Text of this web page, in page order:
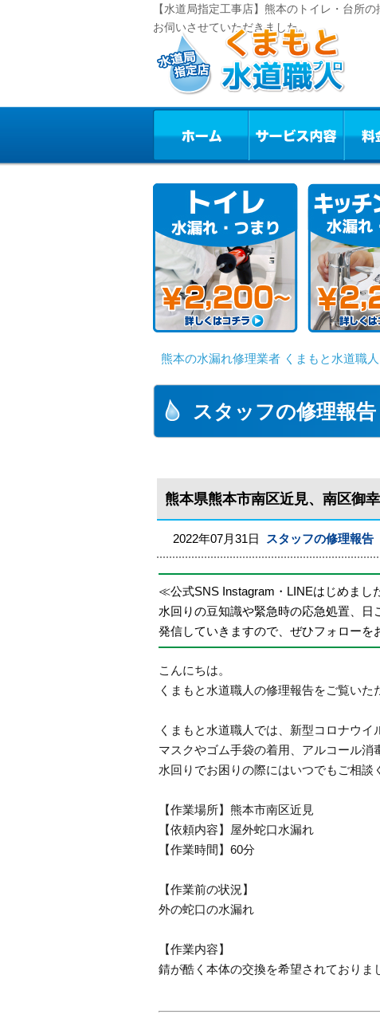
【水道局指定工事店】熊本のトイレ・台所
お伺いさせていただきました。
熊本の水漏れ修理業者 くまもと水道職人
スタッフの修理報告
熊本県熊本市南区近見、南区御
2022年07月31日 スタッフの修理報告
≪公式SNS Instagram・LINEはじめまし
水回りの豆知識や緊急時の応急処置、
発信していきますので、ぜひフォローを
こんにちは。
くまもと水道職人の修理報告をご覧いた
くまもと水道職人では、新型コロナウイ
マスクやゴム手袋の着用、アルコール消
水回りでお困りの際にはいつでもご相談
【作業場所】熊本市南区近見
【依頼内容】屋外蛇口水漏れ
【作業時間】60分
【作業前の状況】
外の蛇口の水漏れ
【作業内容】
錆が酷く本体の交換を希望されておりま